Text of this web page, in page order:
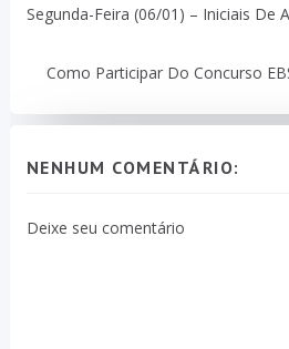
Segunda-Feira (06/01) – Iniciais De
Como Participar Do Concurso
NENHUM COMENTÁRIO:
Deixe seu comentário